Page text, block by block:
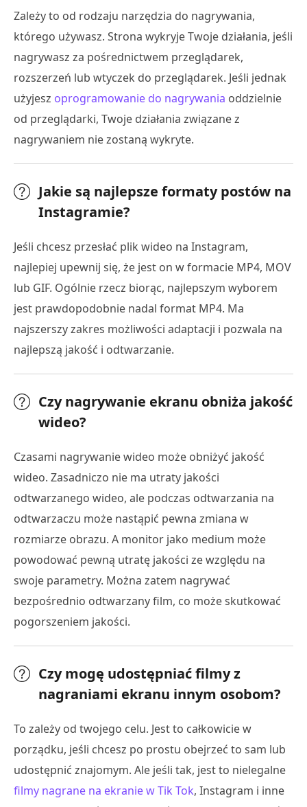
Zależy to od rodzaju narzędzia do nagrywania,
którego używasz. Strona wykryje Twoje działania, jeśli
nagrywasz za pośrednictwem przeglądarek,
rozszerzeń lub wtyczek do przeglądarek. Jeśli jednak
użyjesz oprogramowanie do nagrywania oddzielnie
od przeglądarki, Twoje działania związane z
nagrywaniem nie zostaną wykryte.
Jakie są najlepsze formaty postów na
Instagramie?
Jeśli chcesz przesłać plik wideo na Instagram,
najlepiej upewnij się, że jest on w formacie MP4, MOV
lub GIF. Ogólnie rzecz biorąc, najlepszym wyborem
jest prawdopodobnie nadal format MP4. Ma
najszerszy zakres możliwości adaptacji i pozwala na
najlepszą jakość i odtwarzanie.
Czy nagrywanie ekranu obniża jakość
wideo?
Czasami nagrywanie wideo może obniżyć jakość
wideo. Zasadniczo nie ma utraty jakości
odtwarzanego wideo, ale podczas odtwarzania na
odtwarzaczu może nastąpić pewna zmiana w
rozmiarze obrazu. A monitor jako medium może
powodować pewną utratę jakości ze względu na
swoje parametry. Można zatem nagrywać
bezpośrednio odtwarzany film, co może skutkować
pogorszeniem jakości.
Czy mogę udostępniać filmy z
nagraniami ekranu innym osobom?
To zależy od twojego celu. Jest to całkowicie w
porządku, jeśli chcesz po prostu obejrzeć to sam lub
udostępnić znajomym. Ale jeśli tak, jest to nielegalne
filmy nagrane na ekranie w Tik Tok, Instagram i inne